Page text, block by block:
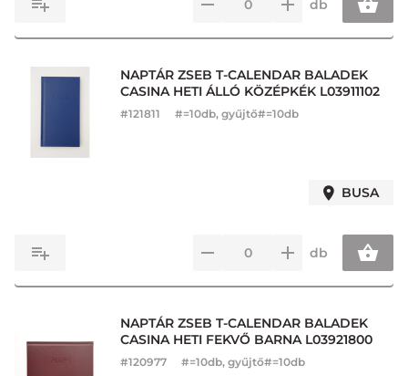
db
NAPTÁR ZSEB T-CALENDAR BALADEK
CASINA HETI ÁLLÓ KÖZÉPKÉK L03911102
#121811 #=10db, gyűjtő#=10db
BUSA
db
NAPTÁR ZSEB T-CALENDAR BALADEK
CASINA HETI FEKVŐ BARNA L03921800
#120977 #=10db, gyűjtő#=10db